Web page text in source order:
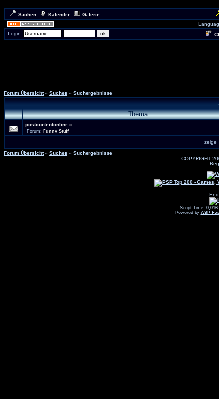
Suchen Kalender
Galerie
Login:
Forum Übersicht» Suchen » Suchergebnisse
.:
Thema
postcontentonline »
Forum: Funny Stuff
zeige
Forum Übersicht» Suchen » Suchergebnisse
COPYRIGHT
.: Script-Time: 0,016
Powered by ASP-